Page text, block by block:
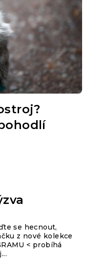
se hecnout,
z nové kolekce
< probíhá